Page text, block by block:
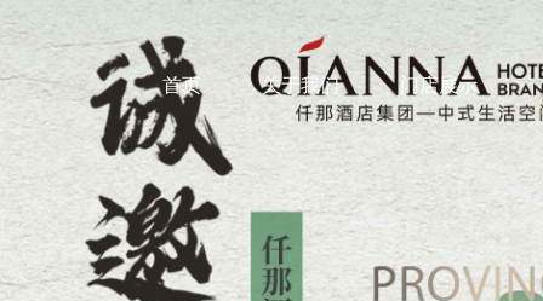
首页 关于我们 门店展示